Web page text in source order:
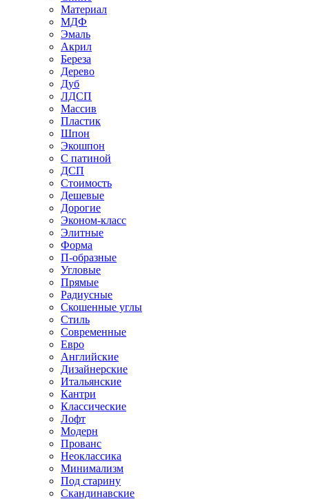
Материал
МДФ
Эмаль
Акрил
Береза
Дерево
Дуб
ЛДСП
Массив
Пластик
Шпон
Экошпон
С патиной
ДСП
Стоимость
Дешевые
Дорогие
Эконом-класс
Элитные
Форма
П-образные
Угловые
Прямые
Радиусные
Скошенные углы
Стиль
Современные
Евро
Английские
Дизайнерские
Итальянские
Кантри
Классические
Лофт
Модерн
Прованс
Неоклассика
Минимализм
Под старину
Скандинавские